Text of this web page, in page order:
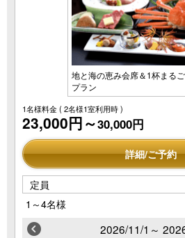
地と海の恵み会席＆1杯まる
プラン
1名様料金( 2名様1室利用時 )
23,000円～30,000円
詳細/ご予約
定員
1～4名様
2026/11/1～